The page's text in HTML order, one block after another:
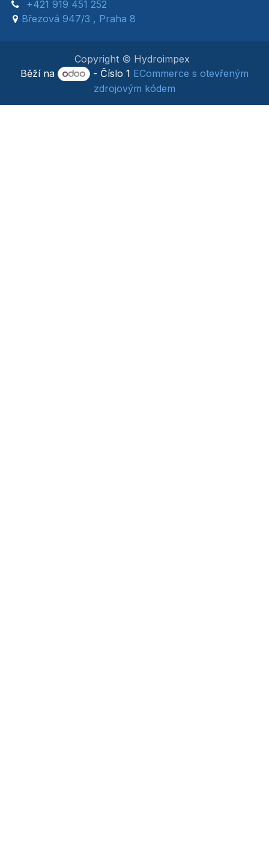
+421 919 451 252
Březová 947/3 , Praha 8
Copyright © Hydroimpex
Běží na
- Číslo 1 ECommerce s otevřeným
zdrojovým kódem